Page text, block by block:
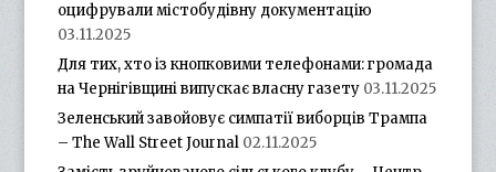
оцифрували містобудівну документацію
03.11.2025
Для тих, хто із кнопковими телефонами: громада
на Чернігівщині випускає власну газету 03.11.2025
Зеленський завойовує симпатії виборців Трампа
– The Wall Street Journal 02.11.2025